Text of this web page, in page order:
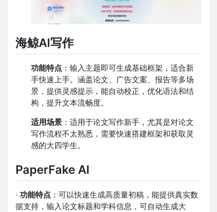
海鲸AI写作
功能特点 ：输入主题即可生成基础框架，适合新
手快速上手。涵盖论文、广告文案、报告等多场
景，提供灵感提示，能自动校正，优化语法和结
构，提升文本流畅度。
适用场景 ：适用于论文写作新手，尤其是对论文
写作流程不太熟悉，需要快速搭建框架和获取灵
感的大四学生。
PaperFake AI
· 功能特点 ：可以快速生成高质量初稿，能提供真实数
据支持，输入论文标题和学科信息，可自动生成大